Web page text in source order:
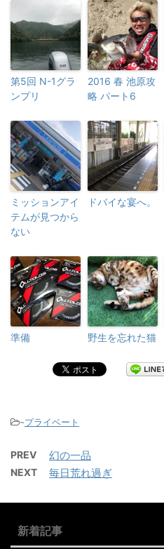
第5回 N-1グラ
ンプリ
2016 春 池原攻
略 パート6
ミッションアイ
テムが見つから
ない
ドバイな宴へ。
準備 野生を忘れた猫
-プライベート
PREV 幻の一品
NEXT 毎日荒れ過ぎ
新着記事